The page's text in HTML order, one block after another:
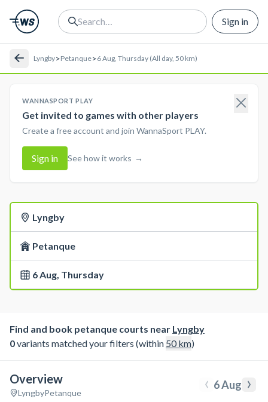
Sign in
Lyngby>Petanque>6 Aug, Thursday (All day, 50 km)
WANNASPORT PLAY
Get invited to games with other players
Create a free account and join WannaSport PLAY.
Sign in See how it works →
Lyngby
Petanque
6 Aug, Thursday
Find and book petanque courts near Lyngby
0variants matched your filters (within 50km)
Overview
LyngbyPetanque ‹ 6 Aug ›